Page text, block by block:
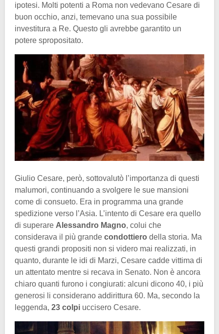
ipotesi. Molti potenti a Roma non vedevano Cesare di
buon occhio, anzi, temevano una sua possibile
investitura a Re. Questo gli avrebbe garantito un
potere spropositato.
Giulio Cesare, però, sottovalutò l’importanza di questi
malumori, continuando a svolgere le sue mansioni
come di consueto. Era in programma una grande
spedizione verso l’Asia. L’intento di Cesare era quello
di superare Alessandro Magno, colui che
considerava il più grande condottiero della storia. Ma
questi grandi propositi non si videro mai realizzati, in
quanto, durante le idi di Marzi, Cesare cadde vittima di
un attentato mentre si recava in Senato. Non è ancora
chiaro quanti furono i congiurati: alcuni dicono 40, i più
generosi li considerano addirittura 60. Ma, secondo la
leggenda, 23 colpi uccisero Cesare.